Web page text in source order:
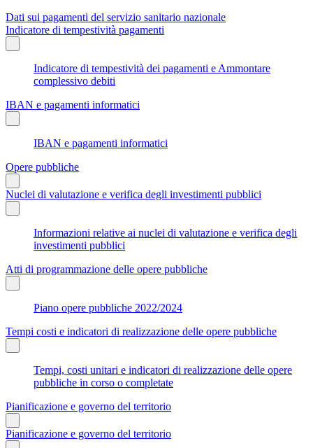
Dati sui pagamenti del servizio sanitario nazionale
Indicatore di tempestività pagamenti
Indicatore di tempestività dei pagamenti e Ammontare
complessivo debiti
IBAN e pagamenti informatici
IBAN e pagamenti informatici
Opere pubbliche
Nuclei di valutazione e verifica degli investimenti pubblici
Informazioni relative ai nuclei di valutazione e verifica degli
investimenti pubblici
Atti di programmazione delle opere pubbliche
Piano opere pubbliche 2022/2024
Tempi costi e indicatori di realizzazione delle opere pubbliche
Tempi, costi unitari e indicatori di realizzazione delle opere
pubbliche in corso o completate
Pianificazione e governo del territorio
Pianificazione e governo del territorio